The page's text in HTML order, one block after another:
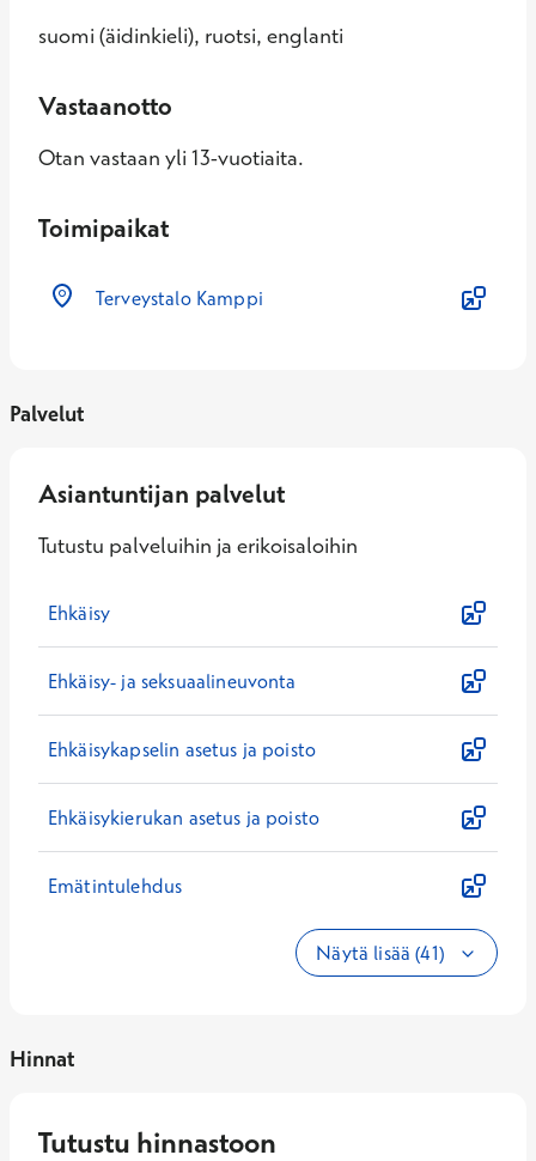
suomi (äidinkieli), ruotsi, englanti
Vastaanotto
Otan vastaan yli 13-vuotiaita.
Toimipaikat
Terveystalo Kamppi
Palvelut
Asiantuntijan palvelut
Tutustu palveluihin ja erikoisaloihin
Ehkäisy
Ehkäisy- ja seksuaalineuvonta
Ehkäisykapselin asetus ja poisto
Ehkäisykierukan asetus ja poisto
Emätintulehdus
Näytä lisää (41)
Hinnat
Tutustu hinnastoon